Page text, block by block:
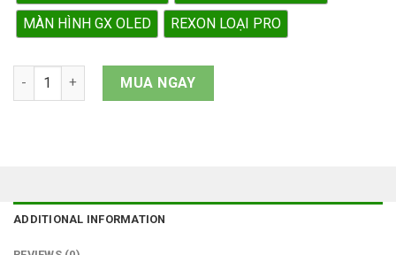
MÀN HÌNH GX OLED
REXON LOẠI PRO
Màn hình iPhone 12 Pro Max quantity
MUA NGAY
ADDITIONAL INFORMATION